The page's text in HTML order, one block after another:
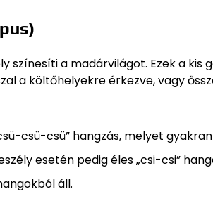
színesíti a madárvilágot. Ezek a kis
a költőhelyekre érkezve, vagy
csü-csü” hangzás, melyet
esetén pedig éles „csi-csi”
áll.